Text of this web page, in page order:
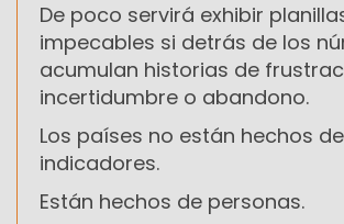
De poco servirá exhibir
impecables si detrás de los
acumulan historias de
incertidumbre o abandono.
Los países no están hechos de
indicadores.
Están hechos de personas.